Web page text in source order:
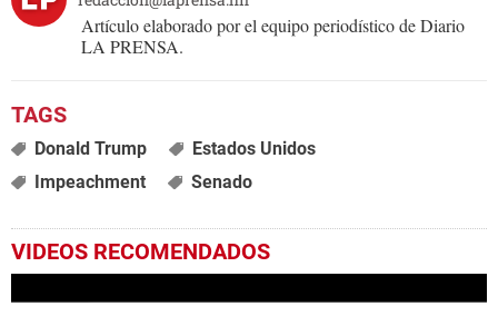
Artículo elaborado por el equipo periodístico de Diario
LA PRENSA.
Donald Trump
Estados Unidos
Impeachment
Senado
VIDEOS RECOMENDADOS